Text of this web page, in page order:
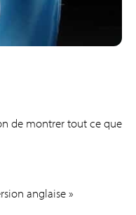
de montrer tout ce que
anglaise »